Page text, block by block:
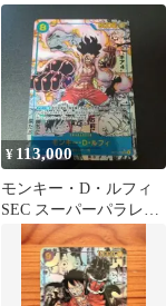
ミパラ 展示用
¥ 113,000
モンキー・D・ルフィ
SEC スーパーパラレル
(コミパラ) OP11-118